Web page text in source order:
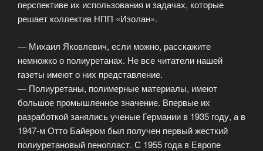
перспективе их использования и задачах, которые
решает коллектив НПП «Изолан».
— Михаил Яковлевич, если можно, расскажите
немножко о полиуретанах. Не все читатели нашей
газеты имеют о них представление.
— Полиуретаны, полимерные материалы, имеют
большое промышленное значение. Впервые их
разработкой занялись ученые Германии в 1935 году, а в
1947-м Отто Байером был получен первый жесткий
полиуретановый пенопласт. С 1955 года в Европе